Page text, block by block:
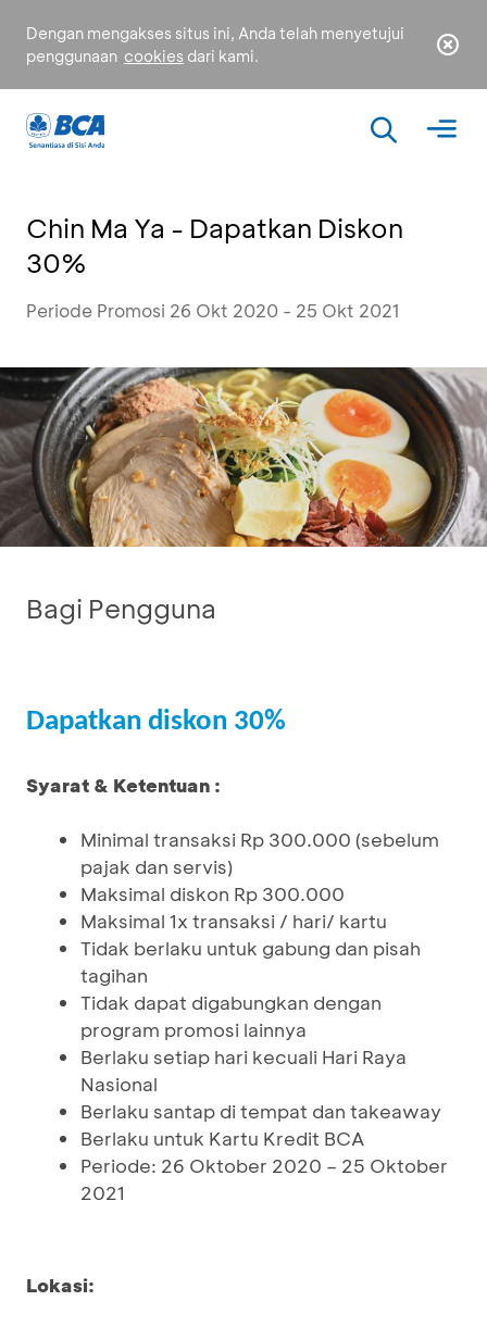
Dengan mengakses situs ini, Anda telah menyetujui
penggunaan cookies dari kami.
Chin Ma Ya - Dapatkan Diskon
30%
Periode Promosi 26 Okt 2020 - 25 Okt 2021
Bagi Pengguna
Dapatkan diskon 30%
Syarat & Ketentuan :
Minimal transaksi Rp 300.000 (sebelum
pajak dan servis)
Maksimal diskon Rp 300.000
Maksimal 1x transaksi / hari/ kartu
Tidak berlaku untuk gabung dan pisah
tagihan
Tidak dapat digabungkan dengan
program promosi lainnya
Berlaku setiap hari kecuali Hari Raya
Nasional
Berlaku santap di tempat dan takeaway
Berlaku untuk Kartu Kredit BCA
Periode: 26 Oktober 2020 – 25 Oktober
2021
Lokasi: